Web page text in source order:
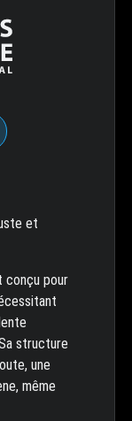
et
conçu pour
structure
une
même